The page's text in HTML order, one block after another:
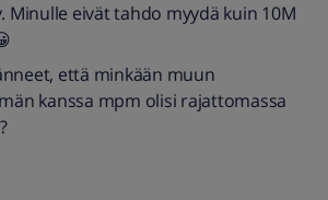
Minulle eivät tahdo myydä kuin 10M
että minkään muun
kanssa mpm olisi rajattomassa